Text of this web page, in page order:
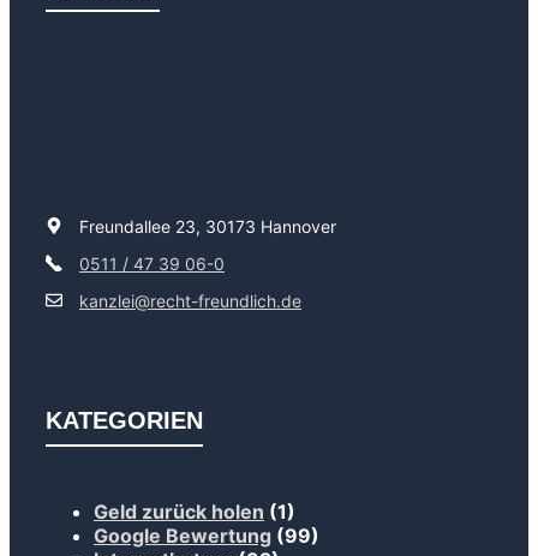
Freundallee 23, 30173 Hannover
0511 / 47 39 06-0
kanzlei@recht-freundlich.de
KATEGORIEN
Geld zurück holen (1)
Google Bewertung (99)